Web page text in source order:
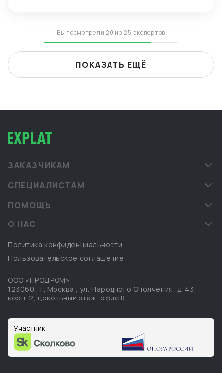
Вы посмотрели 20 из 25 экспертов
ПОКАЗАТЬ ЕЩЁ
ЗАКАЗЧИКАМ
СПЕЦИАЛИСТАМ
ПОМОЩЬ
О НАС
Политика конфиденциальности
Пользовательское соглашение
ООО «ПРОДРОМ»
123060 , г. Москва , ул. Народного Ополчения, д. 43,
корп. 2, цокольный этаж, офис 8
Участник